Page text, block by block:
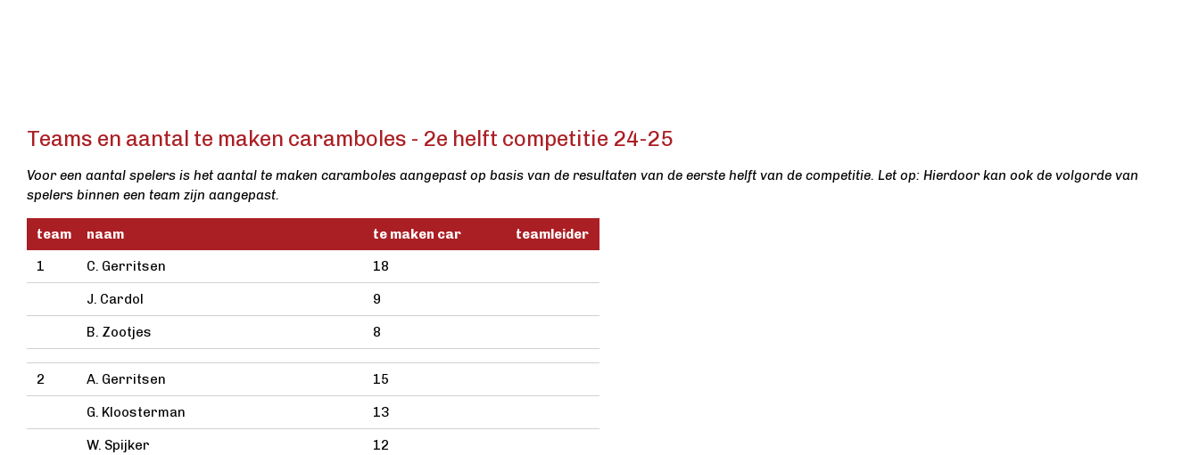
Teams en aantal te maken caramboles - 2e helft competitie 24-25
Voor een aantal spelers is het aantal te maken caramboles aangepast op basis van de resultaten van de eerste helft van de competitie. Let op: Hierdoor kan ook de volgorde van
spelers binnen een team zijn aangepast.
team naam te maken car
teamleider
1
C. Gerritsen 18
J. Cardol 9
B. Zootjes 8
2 A. Gerritsen 15
G. Kloosterman 13
W. Spijker 12